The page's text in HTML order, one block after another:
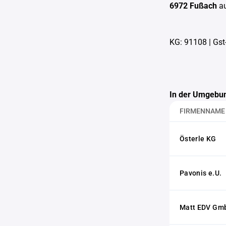
6972 Fußach
KG: 91108 |
In der
FIRMENNAME
Österle KG
Pavonis e.U.
Matt EDV